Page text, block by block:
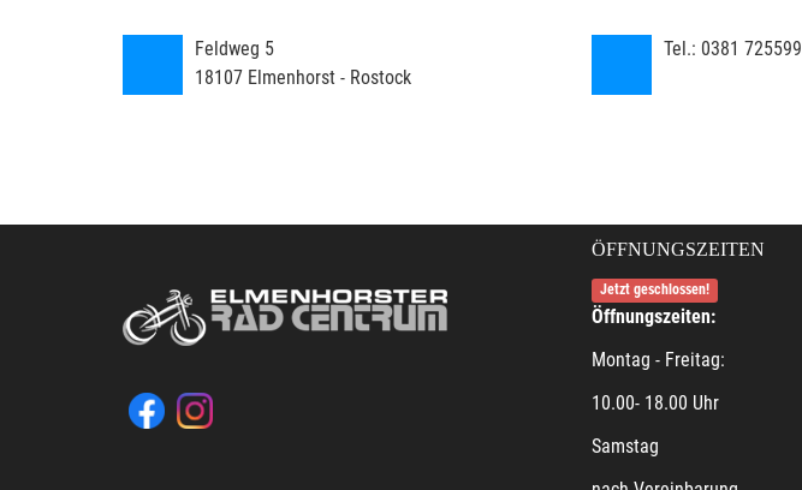
Feldweg 5
18107 Elmenhorst - Rostock
Tel.: 0381 725599
ÖFFNUNGSZEITEN
Jetzt geschlossen!
Öffnungszeiten:
Montag - Freitag:
10.00- 18.00 Uhr
Samstag